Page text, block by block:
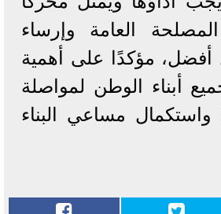
العامة وإرساء
أفضل، مؤكدًا على أهمية
أبناء الوطن لمواصلة
واستكمال مساعي البناء